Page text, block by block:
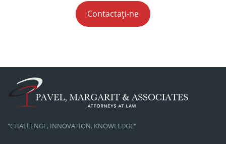
Contactați-ne
"CHALLENGE, INNOVATION, KNOWLEDGE"